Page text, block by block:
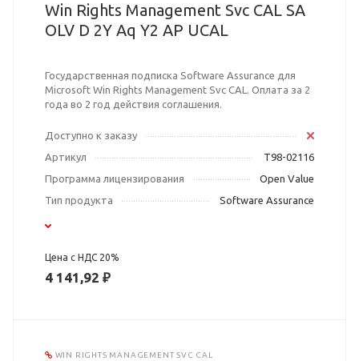
Win Rights Management Svc CAL SA
OLV D 2Y Aq Y2 AP UCAL
Государственная подписка Software Assurance для
Microsoft Win Rights Management Svc CAL. Оплата за 2
года во 2 год действия соглашения.
Доступно к заказу
Артикул
T98-02116
Программа лицензирования
Open Value
Тип продукта
Software Assurance
Цена с НДС 20%
4 141,92 ₽
WIN RIGHTS MANAGEMENT SVC CAL